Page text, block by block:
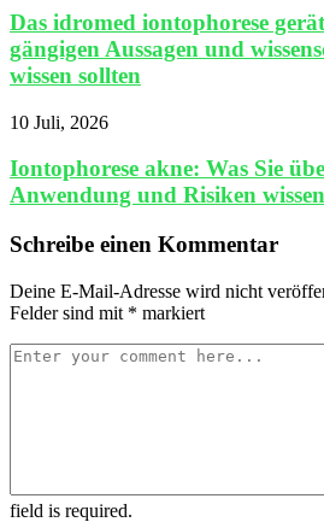
Das idromed iontophorese
gängigen Aussagen und
wissen sollten
10 Juli, 2026
Iontophorese akne: Was Sie
Anwendung und Risiken
Schreibe einen Kommentar
Deine E-Mail-Adresse wird nicht
Felder sind mit * markiert
field is required.